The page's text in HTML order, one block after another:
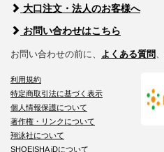
大口注文・法人のお客様へ
お問い合わせはこちら
お問い合わせの前に、 よくある質問
利用規約
特定商取引法に基づく表示
個人情報保護について
著作権・リンクについて
翔泳社について
SHOEISHA iDについて